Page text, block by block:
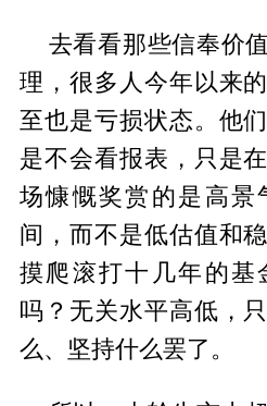
去看看那些信奉价
理，很多人今年以来
至也是亏损状态。他
是不会看报表，只是
场慷慨奖赏的是高景
间，而不是低估值和
摸爬滚打十几年的基
吗？无关水平高低，
么、坚持什么罢了。